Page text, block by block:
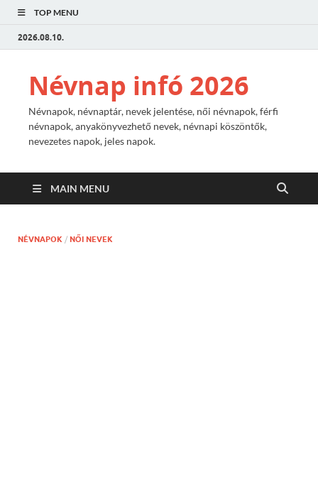
TOP MENU
2026.08.10.
Névnap infó 2026
Névnapok, névnaptár, nevek jelentése, női névnapok, férfi
névnapok, anyakönyvezhető nevek, névnapi köszöntők,
nevezetes napok, jeles napok.
MAIN MENU
NÉVNAPOK / NŐI NEVEK